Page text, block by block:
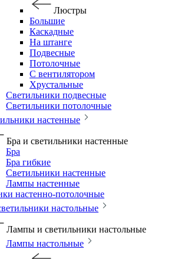
Люстры
Большие
Каскадные
На штанге
Подвесные
Потолочные
С вентилятором
Хрустальные
Светильники подвесные
Светильники потолочные
настенные
Бра и светильники настенные
Бра
Бра гибкие
Светильники настенные
Лампы настенные
настенно-потолочные
настольные
Лампы и светильники настольные
Лампы настольные